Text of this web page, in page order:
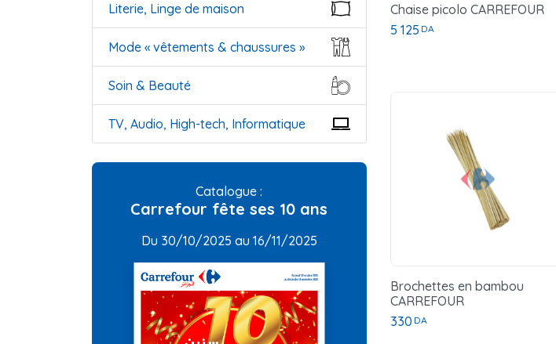
Literie, Linge de maison
Mode « vêtements & chaussures »
Soin & Beauté
TV, Audio, High-tech, Informatique
Catalogue :
Carrefour fête ses 10 ans
Du 30/10/2025 au 16/11/2025
Chaise picolo CARREFOUR
5 125 DA
Brochettes en bambou
CARREFOUR
330 DA